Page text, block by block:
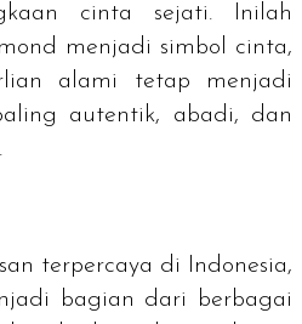
cinta sejati. Inilah
menjadi simbol cinta,
alami tetap menjadi
autentik, abadi, dan
terpercaya di Indonesia,
bagian dari berbagai